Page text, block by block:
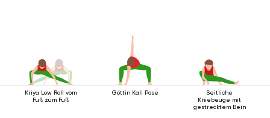
Kriya Low Roll vom
Fuß zum Fuß
Göttin Kali Pose
Seitliche
Kniebeuge mit
gestrecktem Bein